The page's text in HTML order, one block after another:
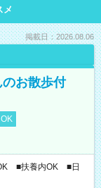
メ
掲載日：2026.08.06
のお散歩付
■扶養内OK ■日